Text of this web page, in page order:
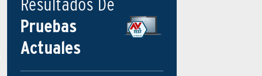
Pruebas
Actuales